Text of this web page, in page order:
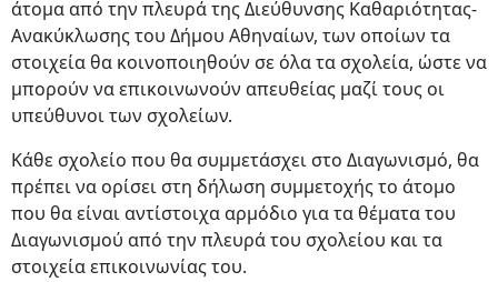
άτομα από την πλευρά της Διεύθυνσης Καθαριότητας-
Ανακύκλωσης του Δήμου Αθηναίων, των οποίων τα
στοιχεία θα κοινοποιηθούν σε όλα τα σχολεία, ώστε να
μπορούν να επικοινωνούν απευθείας μαζί τους οι
υπεύθυνοι των σχολείων.
Κάθε σχολείο που θα συμμετάσχει στο Διαγωνισμό, θα
πρέπει να ορίσει στη δήλωση συμμετοχής το άτομο
που θα είναι αντίστοιχα αρμόδιο για τα θέματα του
Διαγωνισμού από την πλευρά του σχολείου και τα
στοιχεία επικοινωνίας του.